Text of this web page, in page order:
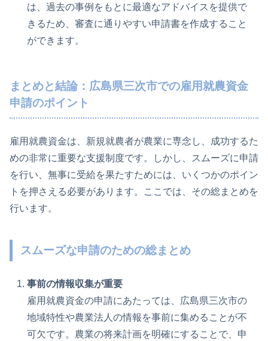
は、過去の事例をもとに最適なアドバイスを提供で
きるため、審査に通りやすい申請書を作成すること
ができます。
まとめと結論：広島県三次市での雇用就農資金
申請のポイント
雇用就農資金は、新規就農者が農業に専念し、成功するた
めの非常に重要な支援制度です。しかし、スムーズに申請
を行い、無事に受給を果たすためには、いくつかのポイン
トを押さえる必要があります。ここでは、その総まとめを
行います。
スムーズな申請のための総まとめ
事前の情報収集が重要
雇用就農資金の申請にあたっては、広島県三次市の
地域特性や農業法人の情報を事前に集めることが不
可欠です。農業の将来計画を明確にすることで、申